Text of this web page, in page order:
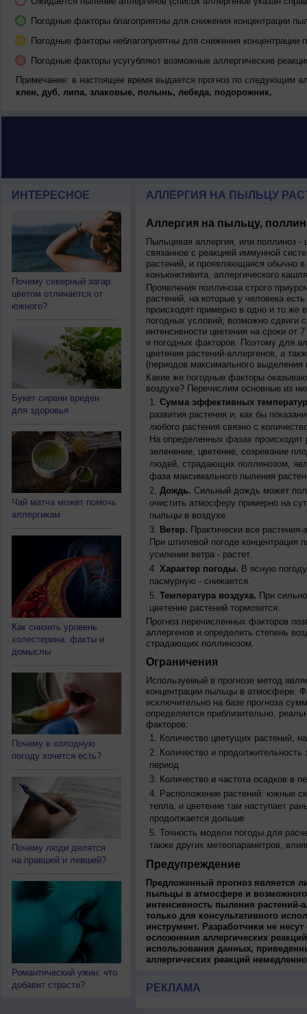
Погодные факторы благоприятны для снижения концентрации
Погодные факторы неблагоприятны для снижения концентрации
Погодные факторы усугубляют возможные аллергические
Примечание: в настоящее время выдается прогноз по следующим
клен, дуб, липа, злаковые, полынь, лебеда, подорожник.
ИНТЕРЕСНОЕ
Почему северный загар
цветом отличается от
южного?
Букет сирени вреден
для здоровья
Чай матча может помочь
аллергикам
Как снизить уровень
холестерина: факты и
домыслы
Почему в холодную
погоду хочется есть?
Почему люди делятся
на правшей и левшей?
Романтический ужин: что
добавит страсти?
АЛЛЕРГИЯ НА ПЫЛЬЦУ
Аллергия на пыльцу,
Пыльцевая аллергия, или поллиноз -
связанное с реакцией иммунной
растений, и проявляющаяся обычно
конъюнктивита, аллергического
Проявления поллиноза строго
растений, на которые у человека
происходят примерно в одно и то же
погодных условий, возможно сдвиги
интенсивности цветения на сроки от
и погодных факторов. Поэтому для
цветения растений-аллергенов, а
(периодов максимального
Какие же погодные факторы
воздухе? Перечислим основные из
Сумма эффективных
развития растения и, как бы
любого растения связно с
На определенных фазах происходят
зеленение, цветение, созревание
людей, страдающих поллинозом,
фаза максимального пыления
Дождь. Сильный дождь может
очистить атмосферу примерно на
пыльцы в воздухе.
Ветер. Практически все
При штилевой погоде
усилении ветра - растет.
Характер погоды. В ясную
пасмурную - снижается.
Температура воздуха. При
цветение растений тормозится.
Прогноз перечисленных факторов
аллергенов и определить степень
страдающих поллинозом.
Ограничения
Используемый в прогнозе метод
концентрации пыльцы в атмосфере.
исключительно на базе прогноза
определяется приблизительно,
факторов:
Количество цветущих растений,
Количество и продолжительность
период
Количество и частота осадков в
Расположение растений: южные
тепла, и цветение там наступает
продолжается дольше
Точность модели погоды для
также других метеопараметров,
Предупреждение
Предложенный прогноз является
пыльцы в атмосфере и
интенсивность пыления растений-
только для консультативного
инструмент. Разработчики не
осложнения аллергических
использования данных,
аллергических реакций
РЕКЛАМА